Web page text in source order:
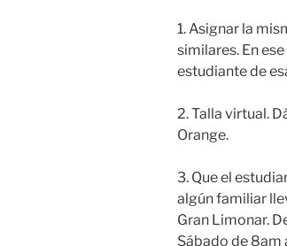
1. Asignar la
similares. En
estudiante de
2. Talla virtual.
Orange.
3. Que el
algún familiar
Gran Limonar.
Sábado de 8am